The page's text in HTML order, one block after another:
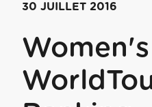
30 JUILLET 2016
Women's